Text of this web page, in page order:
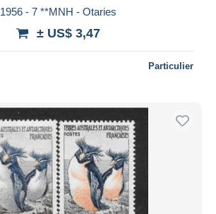
1956 - 7 **MNH - Otaries
± US$ 3,47
Particulier